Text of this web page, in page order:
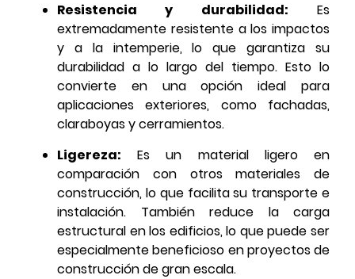
Resistencia y durabilidad: Es
extremadamente resistente a los impactos
y a la intemperie, lo que garantiza su
durabilidad a lo largo del tiempo. Esto lo
convierte en una opción ideal para
aplicaciones exteriores, como fachadas,
claraboyas y cerramientos.
Ligereza: Es un material ligero en
comparación con otros materiales de
construcción, lo que facilita su transporte e
instalación. También reduce la carga
estructural en los edificios, lo que puede ser
especialmente beneficioso en proyectos de
construcción de gran escala.